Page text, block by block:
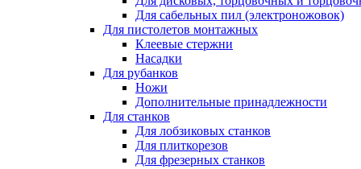
Для сабельных пил (электроножовок)
Для пистолетов монтажных
Клеевые стержни
Насадки
Для рубанков
Ножи
Дополнительные принадлежности
Для станков
Для лобзиковых станков
Для плиткорезов
Для фрезерных станков